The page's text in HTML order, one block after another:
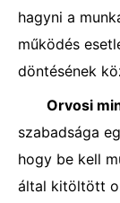
hagyni a
működés
döntésének
Orvosi
szabadsága
hogy be kell
által kitöltött